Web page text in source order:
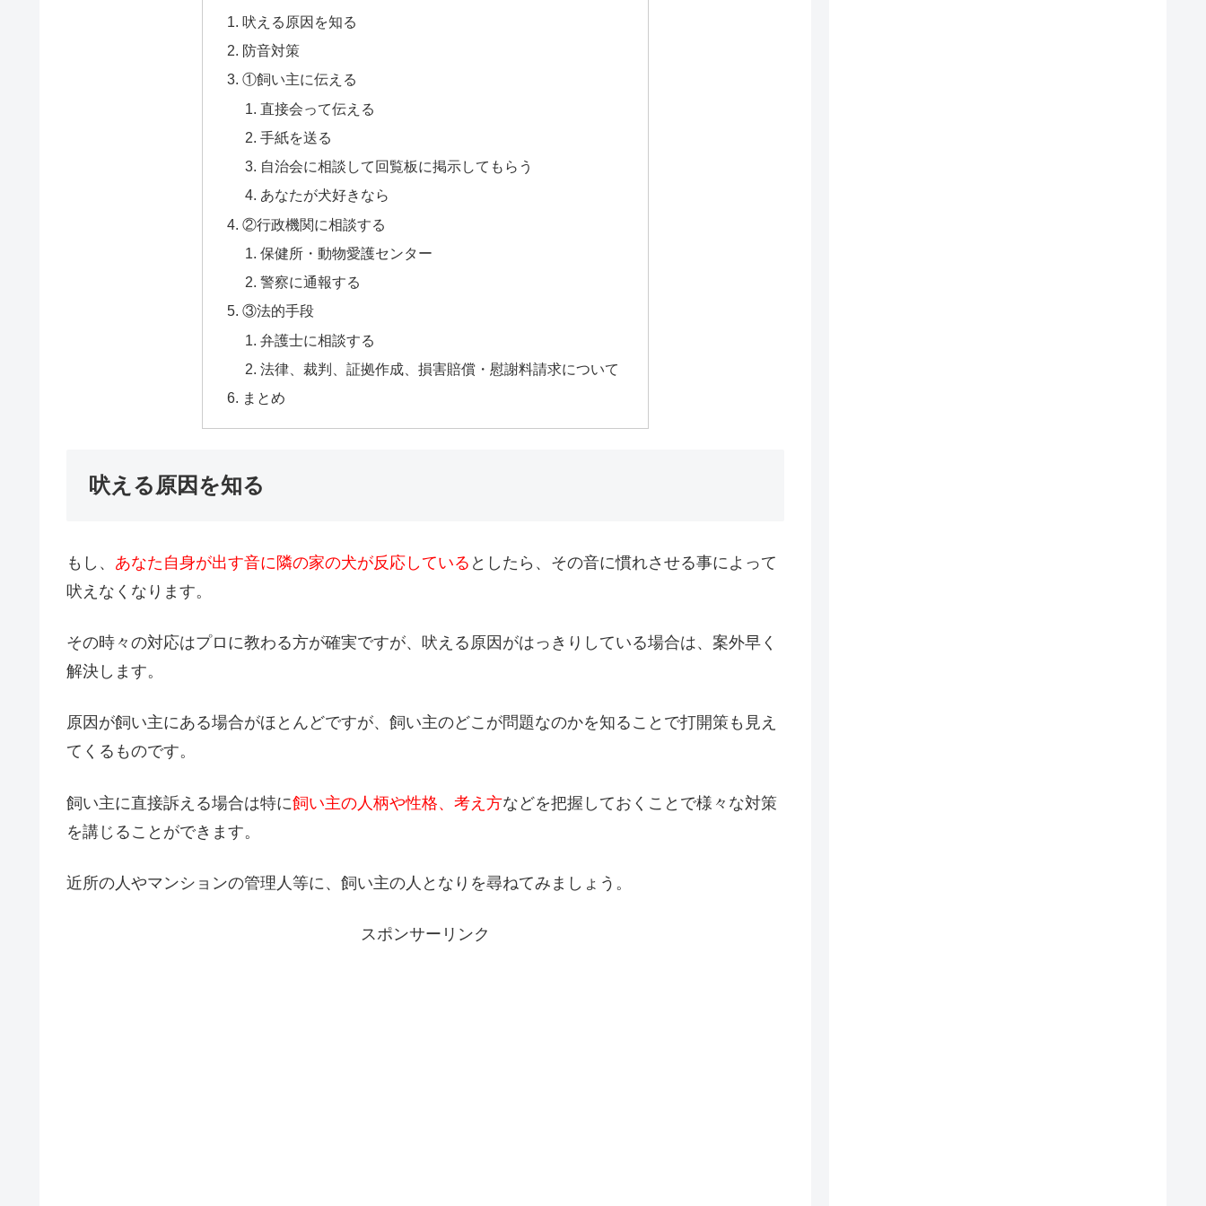
吠える原因を知る
防音対策
①飼い主に伝える
直接会って伝える
手紙を送る
自治会に相談して回覧板に掲示してもらう
あなたが犬好きなら
②行政機関に相談する
保健所・動物愛護センター
警察に通報する
③法的手段
弁護士に相談する
法律、裁判、証拠作成、損害賠償・慰謝料請求について
まとめ
吠える原因を知る
もし、 あなた自身が出す音に隣の家の犬が反応している としたら、その音に慣れさせる事によって
吠えなくなります。
その時々の対応はプロに教わる方が確実ですが、吠える原因がはっきりしている場合は、案外早く
解決します。
原因が飼い主にある場合がほとんどですが、飼い主のどこが問題なのかを知ることで打開策も見え
てくるものです。
飼い主に直接訴える場合は特に飼い主の人柄や性格、考え方などを把握しておくことで様々な対策
を講じることができます。
近所の人やマンションの管理人等に、飼い主の人となりを尋ねてみましょう。
スポンサーリンク